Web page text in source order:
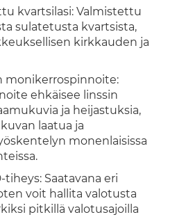
kvartsilasi: Valmistettu
sulatetusta kvartsista,
kirkkauden ja
monikerrospinnoite:
ehkäisee linssin
ja heijastuksia,
laatua ja
monenlaisissa
tiheys: Saatavana eri
voit hallita valotusta
pitkillä valotusajoilla